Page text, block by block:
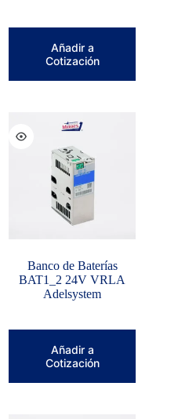
Añadir a
Cotización
Banco de Baterías
BAT1_2 24V VRLA
Adelsystem
Añadir a
Cotización